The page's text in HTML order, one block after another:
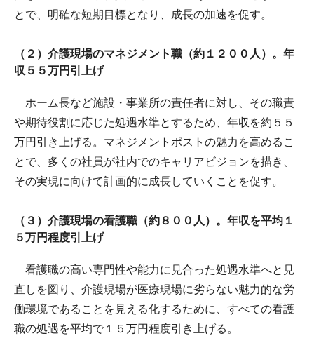
とで、明確な短期目標となり、成長の加速を促す。
（２）介護現場のマネジメント職（約１２００人）。年
収５５万円引上げ
ホーム長など施設・事業所の責任者に対し、その職責
や期待役割に応じた処遇水準とするため、年収を約５５
万円引き上げる。マネジメントポストの魅力を高めるこ
とで、多くの社員が社内でのキャリアビジョンを描き、
その実現に向けて計画的に成長していくことを促す。
（３）介護現場の看護職（約８００人）。年収を平均１
５万円程度引上げ
看護職の高い専門性や能力に見合った処遇水準へと見
直しを図り、介護現場が医療現場に劣らない魅力的な労
働環境であることを見える化するために、すべての看護
職の処遇を平均で１５万円程度引き上げる。